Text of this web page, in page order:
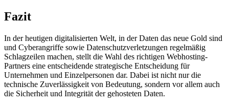
Fazit
In der heutigen digitalisierten Welt, in der Daten das neue Gold sind
und Cyberangriffe sowie Datenschutzverletzungen regelmäßig
Schlagzeilen machen, stellt die Wahl des richtigen Webhosting-
Partners eine entscheidende strategische Entscheidung für
Unternehmen und Einzelpersonen dar. Dabei ist nicht nur die
technische Zuverlässigkeit von Bedeutung, sondern vor allem auch
die Sicherheit und Integrität der gehosteten Daten.